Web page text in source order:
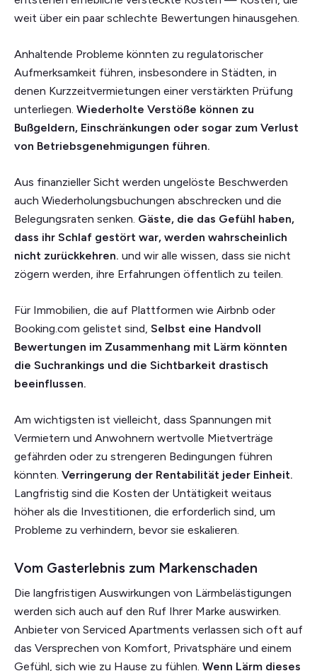
weit über ein paar schlechte Bewertungen hinausgehen.
Anhaltende Probleme könnten zu regulatorischer
Aufmerksamkeit führen, insbesondere in Städten, in
denen Kurzzeitvermietungen einer verstärkten Prüfung
unterliegen. Wiederholte Verstöße können zu
Bußgeldern, Einschränkungen oder sogar zum Verlust
von Betriebsgenehmigungen führen.
Aus finanzieller Sicht werden ungelöste Beschwerden
auch Wiederholungsbuchungen abschrecken und die
Belegungsraten senken. Gäste, die das Gefühl haben,
dass ihr Schlaf gestört war, werden wahrscheinlich
nicht zurückkehren. und wir alle wissen, dass sie nicht
zögern werden, ihre Erfahrungen öffentlich zu teilen.
Für Immobilien, die auf Plattformen wie Airbnb oder
Booking.com gelistet sind, Selbst eine Handvoll
Bewertungen im Zusammenhang mit Lärm könnten
die Suchrankings und die Sichtbarkeit drastisch
beeinflussen.
Am wichtigsten ist vielleicht, dass Spannungen mit
Vermietern und Anwohnern wertvolle Mietverträge
gefährden oder zu strengeren Bedingungen führen
könnten. Verringerung der Rentabilität jeder Einheit.
Langfristig sind die Kosten der Untätigkeit weitaus
höher als die Investitionen, die erforderlich sind, um
Probleme zu verhindern, bevor sie eskalieren.
Vom Gasterlebnis zum Markenschaden
Die langfristigen Auswirkungen von Lärmbelästigungen
werden sich auch auf den Ruf Ihrer Marke auswirken.
Anbieter von Serviced Apartments verlassen sich oft auf
das Versprechen von Komfort, Privatsphäre und einem
Gefühl, sich wie zu Hause zu fühlen. Wenn Lärm dieses